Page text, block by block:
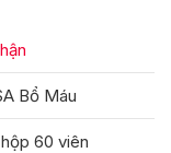
Bổ Máu
60 viên